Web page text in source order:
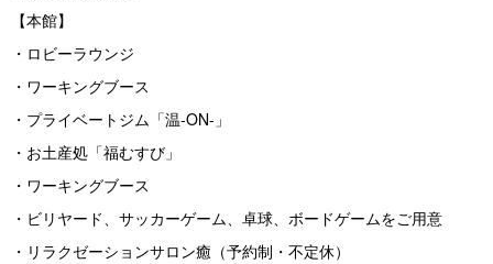
【本館】
・ロビーラウンジ
・ワーキングブース
・プライベートジム「温-ON-」
・お土産処「福むすび」
・ワーキングブース
・ビリヤード、サッカーゲーム、卓球、ボードゲームをご用意
・リラクゼーションサロン癒（予約制・不定休）